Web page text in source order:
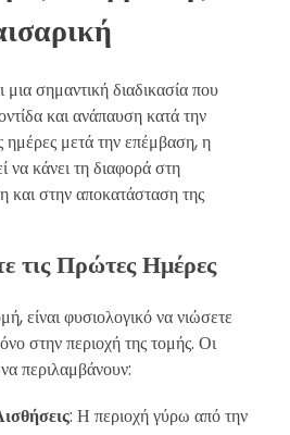
σημαντική διαδικασία που
και ανάπαυση κατά την
μετά την επέμβαση, η
να κάνει τη διαφορά στη
και στην αποκατάσταση της
τις Πρώτες Ημέρες
είναι φυσιολογικό να νιώσετε
στην περιοχή της τομής. Οι
περιλαμβάνουν:
: Η περιοχή γύρω από την